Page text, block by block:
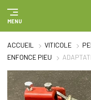
MENU
ACCUEIL VITICOLE
ENFONCE PIEU
Panneau de gestion des